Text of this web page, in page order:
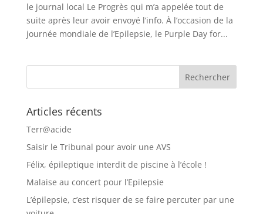
le journal local Le Progrès qui m’a appelée tout de
suite après leur avoir envoyé l’info. À l’occasion de la
journée mondiale de l’Epilepsie, le Purple Day for...
Articles récents
Terr@acide
Saisir le Tribunal pour avoir une AVS
Félix, épileptique interdit de piscine à l’école !
Malaise au concert pour l’Epilepsie
L’épilepsie, c’est risquer de se faire percuter par une